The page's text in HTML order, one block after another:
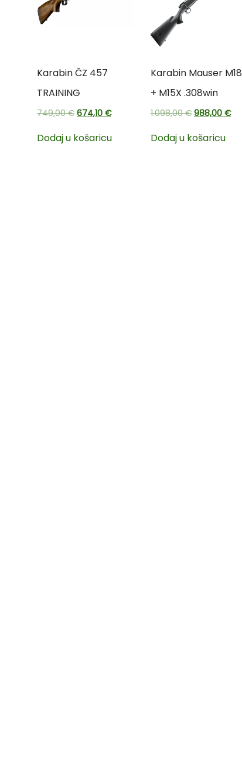
Karabin ČZ 457
TRAINING
749,00€ 674,10 €
Dodaj u košaricu
Karabin Mauser M18
+ M15X .308win
1.098,00€ 988,00 €
Dodaj u košaricu